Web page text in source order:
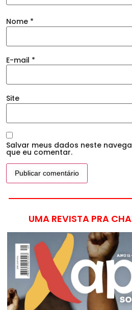
Nome *
E-mail *
Site
Salvar meus dados neste
que eu comentar.
UMA REVISTA PRA